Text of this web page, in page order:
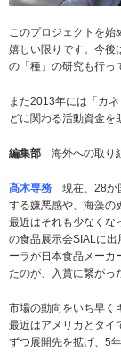
このプロジェクトを始
嬉しい限りです。今後
の「種」の研究も行っ
また2013年には「カ
どに関わる活動資金を
編集部 海外への取り
髙木専務 現在、28か
する嫌悪感や、海藻の
最近はそれも少なくな
の食品展示会SIALに
ーラが日本食品メーカ
たのが、入賞に繋がっ
市場の動向をいち早く
最近はアメリカとタイ
ずつ展開先を拡げ、5